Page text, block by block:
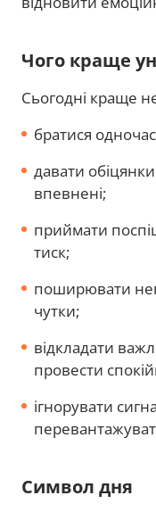
Чого краще
Сьогодні краще
братися
давати
впевнені;
приймати
тиск;
поширювати
чутки;
відкладати
провести
ігнорувати
Символ дня